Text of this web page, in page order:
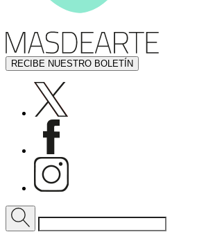
RECIBE NUESTRO BOLETÍN